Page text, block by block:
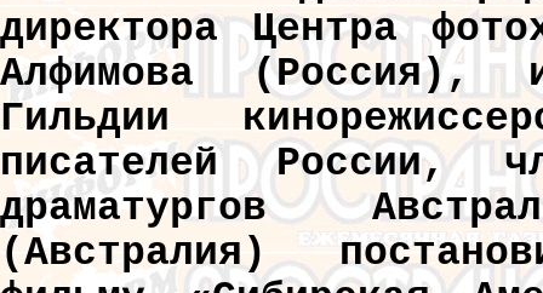
директора Центра
Алфимова (Россия),
Гильдии
писателей России,
драматургов
(Австралия)